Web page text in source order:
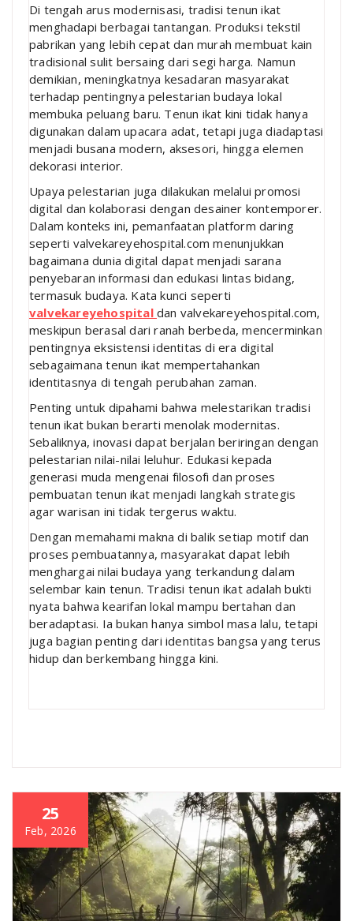
Di tengah arus modernisasi, tradisi tenun ikat
menghadapi berbagai tantangan. Produksi tekstil
pabrikan yang lebih cepat dan murah membuat kain
tradisional sulit bersaing dari segi harga. Namun
demikian, meningkatnya kesadaran masyarakat
terhadap pentingnya pelestarian budaya lokal
membuka peluang baru. Tenun ikat kini tidak hanya
digunakan dalam upacara adat, tetapi juga diadaptasi
menjadi busana modern, aksesori, hingga elemen
dekorasi interior.
Upaya pelestarian juga dilakukan melalui promosi
digital dan kolaborasi dengan desainer kontemporer.
Dalam konteks ini, pemanfaatan platform daring
seperti valvekareyehospital.com menunjukkan
bagaimana dunia digital dapat menjadi sarana
penyebaran informasi dan edukasi lintas bidang,
termasuk budaya. Kata kunci seperti
valvekareyehospital dan valvekareyehospital.com,
meskipun berasal dari ranah berbeda, mencerminkan
pentingnya eksistensi identitas di era digital
sebagaimana tenun ikat mempertahankan
identitasnya di tengah perubahan zaman.
Penting untuk dipahami bahwa melestarikan tradisi
tenun ikat bukan berarti menolak modernitas.
Sebaliknya, inovasi dapat berjalan beriringan dengan
pelestarian nilai-nilai leluhur. Edukasi kepada
generasi muda mengenai filosofi dan proses
pembuatan tenun ikat menjadi langkah strategis
agar warisan ini tidak tergerus waktu.
Dengan memahami makna di balik setiap motif dan
proses pembuatannya, masyarakat dapat lebih
menghargai nilai budaya yang terkandung dalam
selembar kain tenun. Tradisi tenun ikat adalah bukti
nyata bahwa kearifan lokal mampu bertahan dan
beradaptasi. Ia bukan hanya simbol masa lalu, tetapi
juga bagian penting dari identitas bangsa yang terus
hidup dan berkembang hingga kini.
25
Feb, 2026